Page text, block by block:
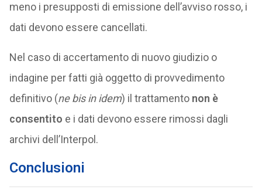
meno i presupposti di emissione dell’avviso rosso, i
dati devono essere cancellati.
Nel caso di accertamento di nuovo giudizio o
indagine per fatti già oggetto di provvedimento
definitivo (ne bis in idem) il trattamento non è
consentito e i dati devono essere rimossi dagli
archivi dell’Interpol.
Conclusioni